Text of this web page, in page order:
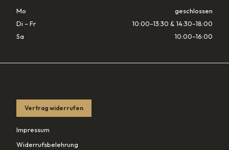
Mo
geschlossen
Di – Fr
10:00–13:30 & 14:30–18:00
Sa
10:00–16:00
Vertrag widerrufen
Impressum
Widerrufsbelehrung